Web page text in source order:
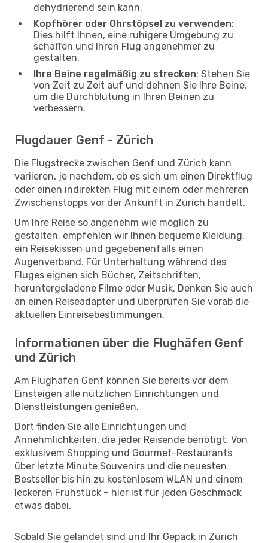
dehydrierend sein kann.
Kopfhörer oder Ohrstöpsel zu verwenden:
Dies hilft Ihnen, eine ruhigere Umgebung zu
schaffen und Ihren Flug angenehmer zu
gestalten.
Ihre Beine regelmäßig zu strecken: Stehen Sie
von Zeit zu Zeit auf und dehnen Sie Ihre Beine,
um die Durchblutung in Ihren Beinen zu
verbessern.
Flugdauer Genf - Zürich
Die Flugstrecke zwischen Genf und Zürich kann
variieren, je nachdem, ob es sich um einen Direktflug
oder einen indirekten Flug mit einem oder mehreren
Zwischenstopps vor der Ankunft in Zürich handelt.
Um Ihre Reise so angenehm wie möglich zu
gestalten, empfehlen wir Ihnen bequeme Kleidung,
ein Reisekissen und gegebenenfalls einen
Augenverband. Für Unterhaltung während des
Fluges eignen sich Bücher, Zeitschriften,
heruntergeladene Filme oder Musik. Denken Sie auch
an einen Reiseadapter und überprüfen Sie vorab die
aktuellen Einreisebestimmungen.
Informationen über die Flughäfen Genf
und Zürich
Am Flughafen Genf können Sie bereits vor dem
Einsteigen alle nützlichen Einrichtungen und
Dienstleistungen genießen.
Dort finden Sie alle Einrichtungen und
Annehmlichkeiten, die jeder Reisende benötigt. Von
exklusivem Shopping und Gourmet-Restaurants
über letzte Minute Souvenirs und die neuesten
Bestseller bis hin zu kostenlosem WLAN und einem
leckeren Frühstück – hier ist für jeden Geschmack
etwas dabei.
Sobald Sie gelandet sind und Ihr Gepäck in Zürich